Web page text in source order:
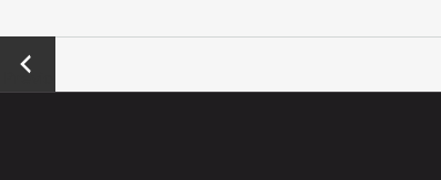
←
Previo